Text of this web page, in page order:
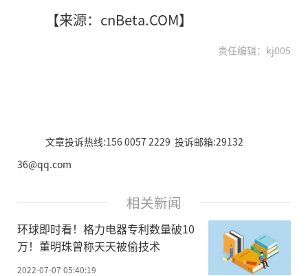
【来源：cnBeta.COM】
责任编辑：kj005
文章投诉热线:156 0057 2229 投诉邮箱:29132
36@qq.com
相关新闻
环球即时看！格力电器专利数量破10
万！董明珠曾称天天被偷技术
2022-07-07 05:40:19